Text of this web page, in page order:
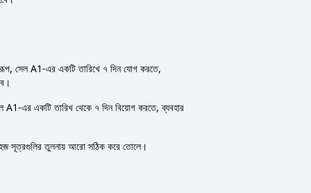
সেল A1-এর একটি তারিখে ৭ দিন যোগ করতে,
এর একটি তারিখ থেকে ৭ দিন বিয়োগ করতে, ব্যবহার
সূত্রগুলির তুলনায় আরো সঠিক করে তোলে।